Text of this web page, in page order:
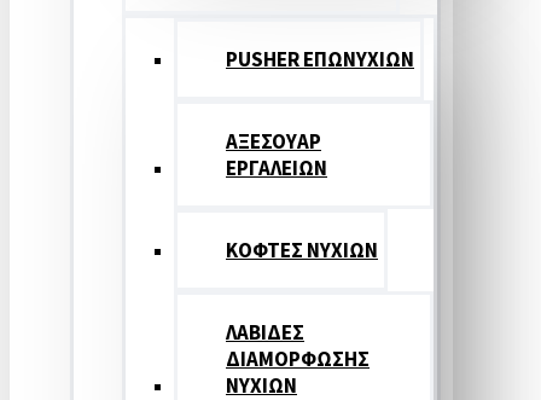
PUSHER ΕΠΩΝΥΧΙΩΝ
ΑΞΕΣΟΥΑΡ
ΕΡΓΑΛΕΙΩΝ
ΚΟΦΤΕΣ ΝΥΧΙΩΝ
ΛΑΒΙΔΕΣ
ΔΙΑΜΟΡΦΩΣΗΣ
ΝΥΧΙΩΝ